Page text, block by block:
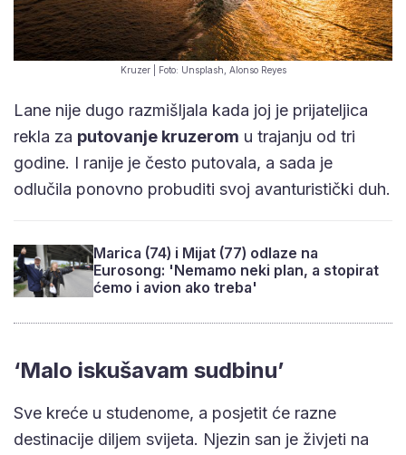
Kruzer | Foto: Unsplash, Alonso Reyes
Lane nije dugo razmišljala kada joj je prijateljica
rekla za putovanje kruzerom u trajanju od tri
godine. I ranije je često putovala, a sada je
odlučila ponovno probuditi svoj avanturistički duh.
Marica (74) i Mijat (77) odlaze na
Eurosong: 'Nemamo neki plan, a stopirat
ćemo i avion ako treba'
‘Malo iskušavam sudbinu’
Sve kreće u studenome, a posjetit će razne
destinacije diljem svijeta. Njezin san je živjeti na